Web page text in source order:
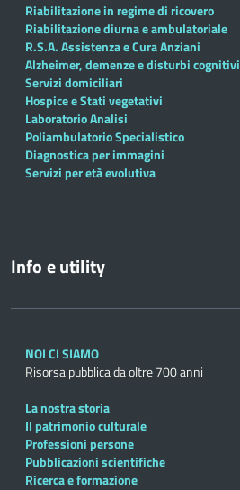
Riabilitazione in regime di ricovero
Riabilitazione diurna e ambulatoriale
R.S.A. Assistenza e Cura Anziani
Alzheimer, demenze e disturbi cognitivi
Servizi domiciliari
Hospice e Stati vegetativi
Laboratorio Analisi
Poliambulatorio Specialistico
Diagnostica per immagini
Servizi per età evolutiva
Info e utility
NOI CI SIAMO
Risorsa pubblica da oltre 700 anni
La nostra storia
Il patrimonio culturale
Professioni persone
Pubblicazioni scientifiche
Ricerca e formazione